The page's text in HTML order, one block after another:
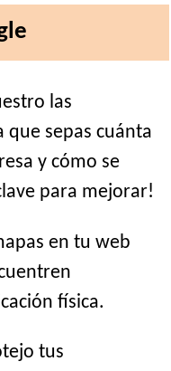
las
que sepas cuánta
y cómo se
para mejorar!
en tu web
física.
tus